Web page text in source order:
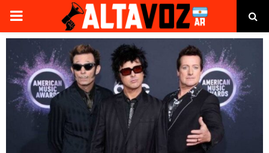
PRIMARY
MENU